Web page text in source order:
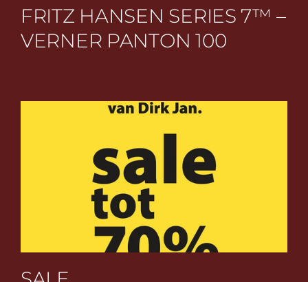
FRITZ HANSEN SERIES 7™ –
VERNER PANTON 100